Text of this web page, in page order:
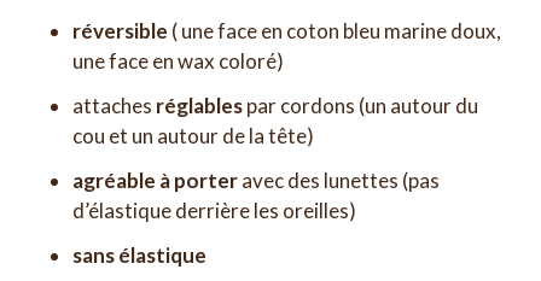
réversible ( une face en coton bleu marine doux,
une face en wax coloré)
attaches réglablespar cordons (un autour du
cou et un autour de la tête)
agréable à porteravec des lunettes (pas
d’élastique derrière les oreilles)
sans élastique